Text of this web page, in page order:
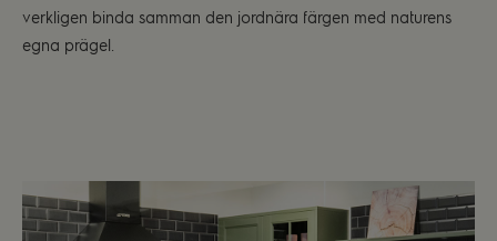
verkligen binda samman den jordnära färgen med naturens
egna prägel.